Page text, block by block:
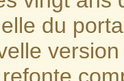
du
version